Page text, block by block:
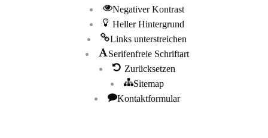
Negativer Kontrast
Heller Hintergrund
Links unterstreichen
Serifenfreie Schriftart
Zurücksetzen
Sitemap
Kontaktformular